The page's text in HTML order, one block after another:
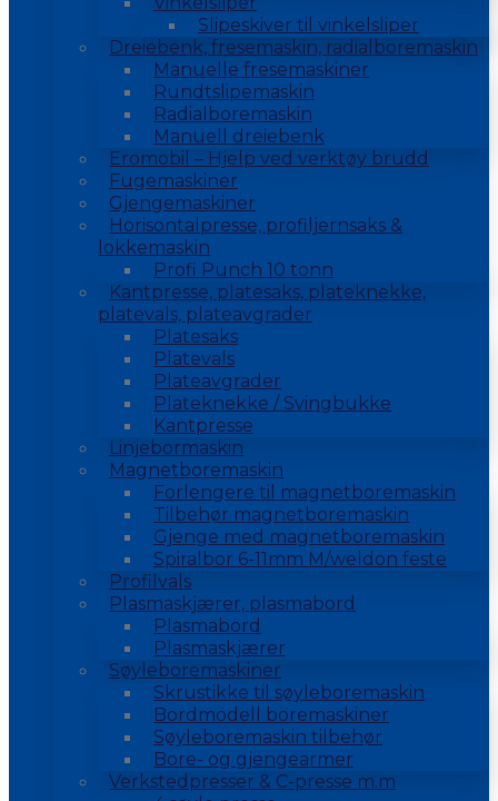
Slipeskiver til vinkelsliper
Dreiebenk, fresemaskin, radialboremaskin
Manuelle fresemaskiner
Rundtslipemaskin
Radialboremaskin
Manuell dreiebenk
Eromobil – Hjelp ved verktøy brudd
Fugemaskiner
Gjengemaskiner
Horisontalpresse, profiljernsaks &
lokkemaskin
Profi Punch 10 tonn
Kantpresse, platesaks, plateknekke,
platevals, plateavgrader
Platesaks
Platevals
Plateavgrader
Plateknekke / Svingbukke
Kantpresse
Linjebormaskin
Magnetboremaskin
Forlengere til magnetboremaskin
Tilbehør magnetboremaskin
Gjenge med magnetboremaskin
Spiralbor 6-11mm M/weldon feste
Profilvals
Plasmaskjærer, plasmabord
Plasmabord
Plasmaskjærer
Søyleboremaskiner
Skrustikke til søyleboremaskin
Bordmodell boremaskiner
Søyleboremaskin tilbehør
Bore- og gjengearmer
Verkstedpresser & C-presse m.m